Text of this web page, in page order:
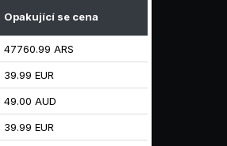
Opakující se cena
47760.99 ARS
39.99 EUR
49.00 AUD
39.99 EUR